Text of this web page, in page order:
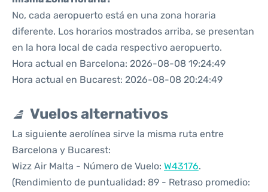
No, cada aeropuerto está en una zona horaria
diferente. Los horarios mostrados arriba, se presentan
en la hora local de cada respectivo aeropuerto.
Hora actual en Barcelona: 2026-08-08 19:24:49
Hora actual en Bucarest: 2026-08-08 20:24:49
Vuelos alternativos
La siguiente aerolínea sirve la misma ruta entre
Barcelona y Bucarest:
Wizz Air Malta - Número de Vuelo: W43176.
(Rendimiento de puntualidad: 89 - Retraso promedio: